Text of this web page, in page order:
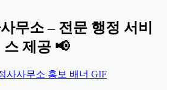
무소 – 전문 행정 서비
스 제공 📢